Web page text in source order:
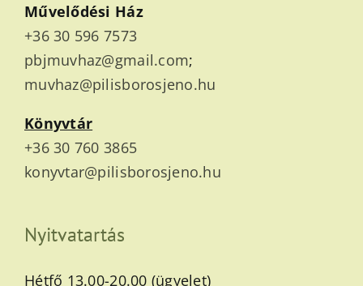
Művelődési Ház
+36 30 596 7573
pbjmuvhaz@gmail.com;
muvhaz@pilisborosjeno.hu
Könyvtár
+36 30 760 3865
konyvtar@pilisborosjeno.hu
Nyitvatartás
Hétfő 13.00-20.00 (ügyelet)